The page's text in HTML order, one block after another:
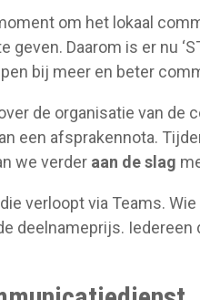
om het lokaal
Daarom is er nu
bij meer en beter
de organisatie van de
een afsprakennota.
we verder aan de slag
verloopt via Teams.
deelnameprijs.